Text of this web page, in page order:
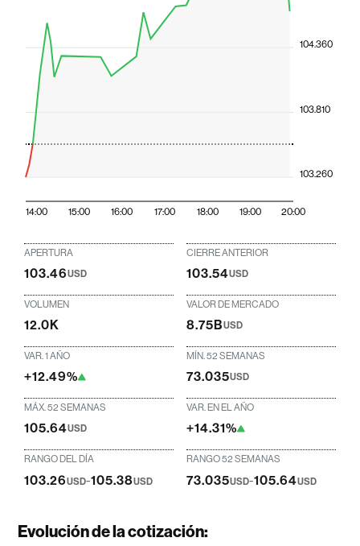
14:00 15:00 16:00 17:00 18:00 19:00 20:00
103.260
103.810
104.360
APERTURA
103.46USD
CIERRE ANTERIOR
103.54USD
VOLUMEN
12.0K
VALOR DE MERCADO
8.75BUSD
VAR. 1 AÑO
+12.49%
MÍN. 52 SEMANAS
73.035USD
MÁX. 52 SEMANAS
105.64USD
VAR. EN EL AÑO
+14.31%
RANGO DEL DÍA
103.26USD-105.38USD
RANGO 52 SEMANAS
73.035USD-105.64USD
Evolución de la cotización: